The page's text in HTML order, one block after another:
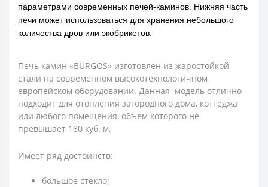
параметрами современных печей-каминов. Нижняя часть
печи может использоваться для хранения небольшого
количества дров или экобрикетов.
Печь камин «BURGOS» изготовлен из жаростойкой
стали на современном высокотехнологичном
европейском оборудовании. Данная модель отлично
подходит для отопления загородного дома, коттеджа
или любого помещения, объем которого не
превышает 180 куб. м.
Имеет ряд достоинств:
большое стекло;